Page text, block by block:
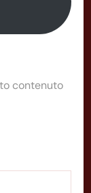
contenuto